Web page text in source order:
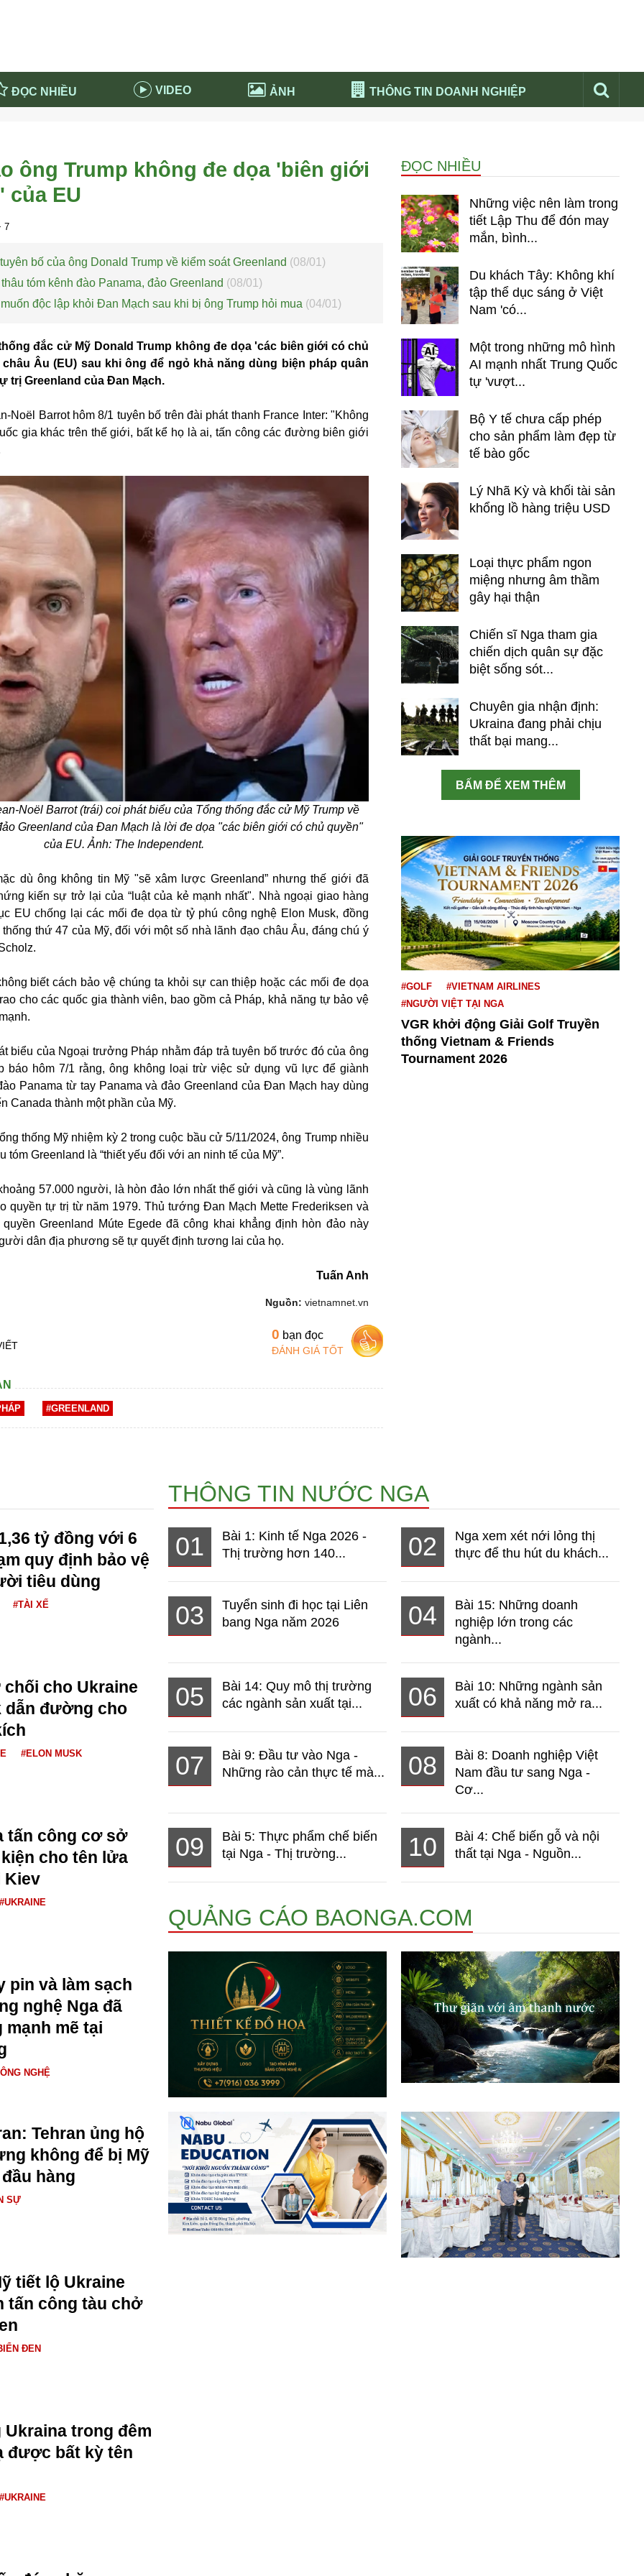
ĐỌC NHIỀU VIDEO ẢNH THÔNG TIN DOANH NGHIỆP
Nổi bật báo nga
nước Nga NABU EDUCATION
Thư viện media
nước Nga
Phân tích thị trường Nga 2026
ông Trump không đe dọa 'biên giới
của EU
7
bố của ông Donald Trump về kiểm soát Greenland (08/01)
tóm kênh đào Panama, đảo Greenland (08/01)
độc lập khỏi Đan Mạch sau khi bị ông Trump hỏi mua (04/01)
đắc cử Mỹ Donald Trump không đe dọa 'các biên giới có chủ
Âu (EU) sau khi ông để ngỏ khả năng dùng biện pháp quân
trị Greenland của Đan Mạch.
Noël Barrot hôm 8/1 tuyên bố trên đài phát thanh France Inter: "Không
gia khác trên thế giới, bất kể họ là ai, tấn công các đường biên giới
Noël Barrot (trái) coi phát biểu của Tổng thống đắc cử Mỹ Trump về
Greenland của Đan Mạch là lời đe dọa "các biên giới có chủ quyền"
của EU. Ảnh: The Independent.
dù ông không tin Mỹ "sẽ xâm lược Greenland” nhưng thế giới đã
kiến sự trở lại của “luật của kẻ mạnh nhất". Nhà ngoại giao hàng
EU chống lại các mối đe dọa từ tỷ phú công nghệ Elon Musk, đồng
thứ 47 của Mỹ, đối với một số nhà lãnh đạo châu Âu, đáng chú ý
biết cách bảo vệ chúng ta khỏi sự can thiệp hoặc các mối đe dọa
cho các quốc gia thành viên, bao gồm cả Pháp, khả năng tự bảo vệ
biểu của Ngoại trưởng Pháp nhằm đáp trả tuyên bố trước đó của ông
báo hôm 7/1 rằng, ông không loại trừ việc sử dụng vũ lực để giành
Panama từ tay Panama và đảo Greenland của Đan Mạch hay dùng
Canada thành một phần của Mỹ.
thống Mỹ nhiệm kỳ 2 trong cuộc bầu cử 5/11/2024, ông Trump nhiều
tóm Greenland là “thiết yếu đối với an ninh tế của Mỹ”.
57.000 người, là hòn đảo lớn nhất thế giới và cũng là vùng lãnh
quyền tự trị từ năm 1979. Thủ tướng Đan Mạch Mette Frederiksen và
Greenland Múte Egede đã công khai khẳng định hòn đảo này
dân địa phương sẽ tự quyết định tương lai của họ.
Tuấn Anh
Nguồn: vietnamnet.vn
0 bạn đọc
ĐÁNH GIÁ TỐT
#GREENLAND
ĐỌC NHIỀU
Những việc nên làm trong
tiết Lập Thu để đón may
mắn, bình...
Du khách Tây: Không khí
tập thể dục sáng ở Việt
Nam 'có...
Một trong những mô hình
AI mạnh nhất Trung Quốc
tự 'vượt...
Bộ Y tế chưa cấp phép
cho sản phẩm làm đẹp từ
tế bào gốc
Lý Nhã Kỳ và khối tài sản
khổng lồ hàng triệu USD
Loại thực phẩm ngon
miệng nhưng âm thầm
gây hại thận
Chiến sĩ Nga tham gia
chiến dịch quân sự đặc
biệt sống sót...
Chuyên gia nhận định:
Ukraina đang phải chịu
thất bại mang...
BẤM ĐỂ XEM THÊM
#GOLF
#VIETNAM AIRLINES
#NGƯỜI VIỆT TẠI NGA
VGR khởi động Giải Golf Truyền
thống Vietnam & Friends
Tournament 2026
tỷ đồng với 6
quy định bảo vệ
tiêu dùng
#TÀI XẾ
cho Ukraine
dẫn đường cho
#ELON MUSK
tấn công cơ sở
cho tên lửa
Kiev
#UKRAINE
pin và làm sạch
nghệ Nga đã
mẽ tại
NGHỆ
Tehran ủng hộ
không để bị Mỹ
hàng
SỰ
tiết lộ Ukraine
tấn công tàu chở
ĐEN
Ukraina trong đêm
được bất kỳ tên
#UKRAINE
THÔNG TIN NƯỚC NGA
01
Bài 1: Kinh tế Nga 2026 -
Thị trường hơn 140...
02
Nga xem xét nới lỏng thị
thực để thu hút du khách...
03
Tuyển sinh đi học tại Liên
bang Nga năm 2026
04
Bài 15: Những doanh
nghiệp lớn trong các
ngành...
05
Bài 14: Quy mô thị trường
các ngành sản xuất tại...
06
Bài 10: Những ngành sản
xuất có khả năng mở ra...
07
Bài 9: Đầu tư vào Nga -
Những rào cản thực tế mà...
08
Bài 8: Doanh nghiệp Việt
Nam đầu tư sang Nga -
Cơ...
09
Bài 5: Thực phẩm chế biến
tại Nga - Thị trường...
10
Bài 4: Chế biến gỗ và nội
thất tại Nga - Nguồn...
QUẢNG CÁO BAONGA.COM